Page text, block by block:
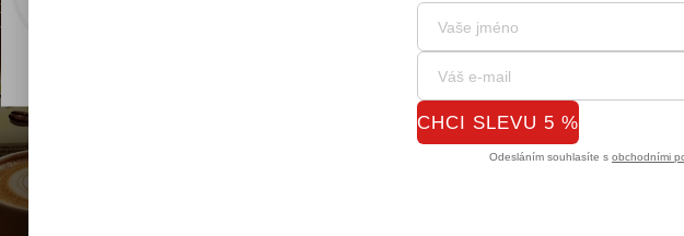
tomu soubory cookie. Používáním tohoto webu s tím souhlasíte.
CHCI SLEVU 5 %
Odesláním souhlasíte s obchodními